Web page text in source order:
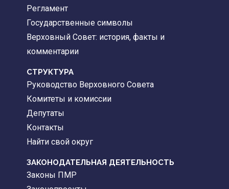
Регламент
Государственные символы
Верховный Совет: история, факты и
комментарии
CТРУКТУРА
Руководство Верховного Совета
Комитеты и комиссии
Депутаты
Контакты
Найти свой округ
ЗАКОНОДАТЕЛЬНАЯ ДЕЯТЕЛЬНОСТЬ
Законы ПМР